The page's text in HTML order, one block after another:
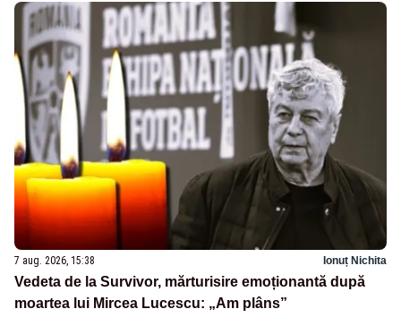
7 aug. 2026, 15:38 Ionuț Nichita
Vedeta de la Survivor, mărturisire emoționantă după
moartea lui Mircea Lucescu: „Am plâns”